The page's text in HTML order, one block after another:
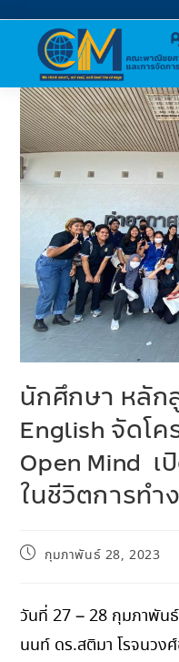
นักศึกษา หลัก
English จัดโค
Open Mind
ในชีวิตการทำ
กุมภาพันธ์ 28, 2023
วันที่ 27 – 28 กุมภาพันธ์
นนท์ ดร.สติมา โรจนวง